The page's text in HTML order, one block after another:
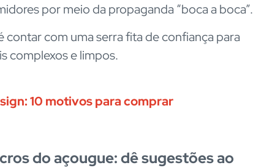
por meio da propaganda “boca a boca”.
contar com uma serra fita de confiança para
complexos e limpos.
10 motivos para comprar
do açougue: dê sugestões ao